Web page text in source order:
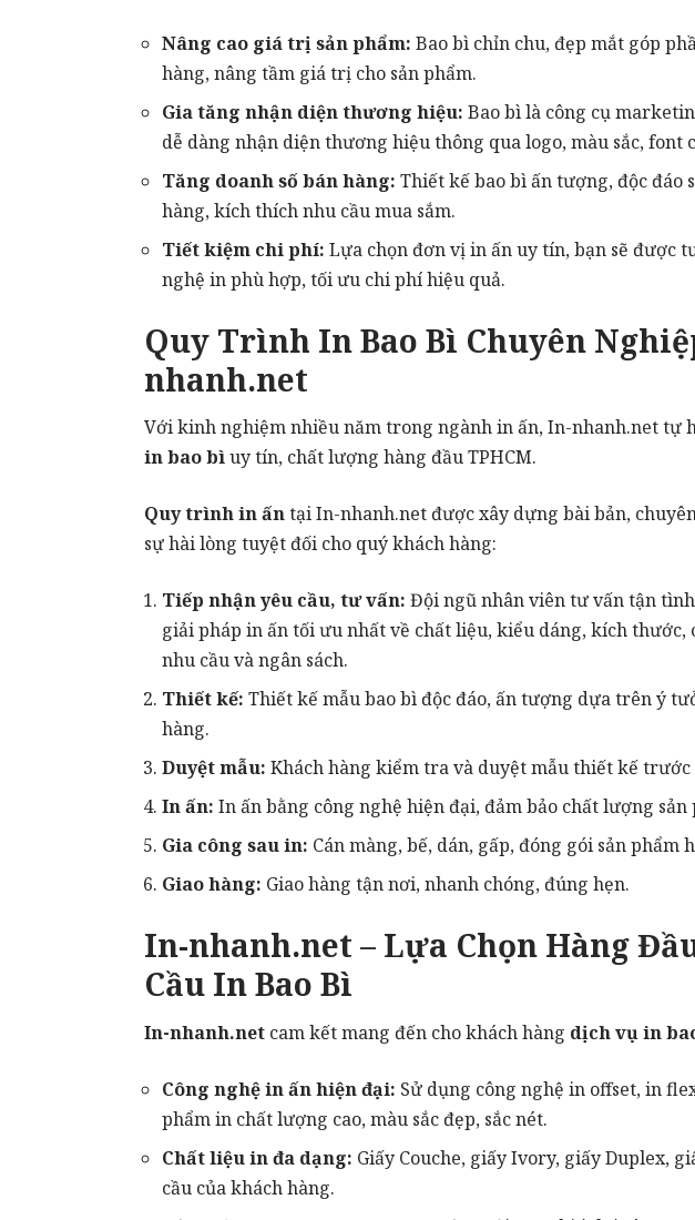
Nâng cao giá trị sản phẩm: Bao bì chỉn chu, đẹp mắt góp
hàng, nâng tầm giá trị cho sản phẩm.
Gia tăng nhận diện thương hiệu: Bao bì là công cụ
dễ dàng nhận diện thương hiệu thông qua logo, màu sắc, font
Tăng doanh số bán hàng: Thiết kế bao bì ấn tượng, độc đáo
hàng, kích thích nhu cầu mua sắm.
Tiết kiệm chi phí: Lựa chọn đơn vị in ấn uy tín, bạn sẽ được
nghệ in phù hợp, tối ưu chi phí hiệu quả.
Quy Trình In Bao Bì Chuyên
nhanh.net
Với kinh nghiệm nhiều năm trong ngành in ấn, In-nhanh.net tự
in bao bìuy tín, chất lượng hàng đầu TPHCM.
Quy trình in ấntại In-nhanh.net được xây dựng bài bản,
sự hài lòng tuyệt đối cho quý khách hàng:
Tiếp nhận yêu cầu, tư vấn: Đội ngũ nhân viên tư vấn tận
giải pháp in ấn tối ưu nhất về chất liệu, kiểu dáng, kích
nhu cầu và ngân sách.
Thiết kế: Thiết kế mẫu bao bì độc đáo, ấn tượng dựa trên ý
hàng.
Duyệt mẫu: Khách hàng kiểm tra và duyệt mẫu thiết kế
In ấn: In ấn bằng công nghệ hiện đại, đảm bảo chất lượng sản
Gia công sau in: Cán màng, bế, dán, gấp, đóng gói sản phẩm
Giao hàng: Giao hàng tận nơi, nhanh chóng, đúng hẹn.
In-nhanh.net – Lựa Chọn Hàng
Cầu In Bao Bì
In-nhanh.net cam kết mang đến cho khách hàng dịch vụ in
Công nghệ in ấn hiện đại: Sử dụng công nghệ in offset, in
phẩm in chất lượng cao, màu sắc đẹp, sắc nét.
Chất liệu in đa dạng: Giấy Couche, giấy Ivory, giấy Duplex,
cầu của khách hàng.